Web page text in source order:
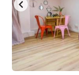
key
to
get
the